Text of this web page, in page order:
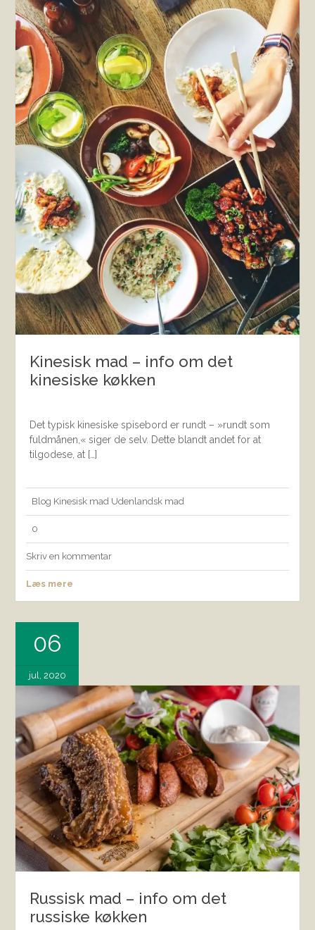
Kinesisk mad – info om det
kinesiske køkken
Det typisk kinesiske spisebord er rundt – »rundt som
fuldmånen,« siger de selv. Dette blandt andet for at
tilgodese, at […]
Blog Kinesisk mad Udenlandsk mad
0
Skriv en kommentar
Læs mere
06
jul, 2020
Russisk mad – info om det
russiske køkken